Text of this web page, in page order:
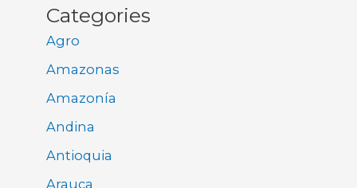
Categories
Agro
Amazonas
Amazonía
Andina
Antioquia
Arauca